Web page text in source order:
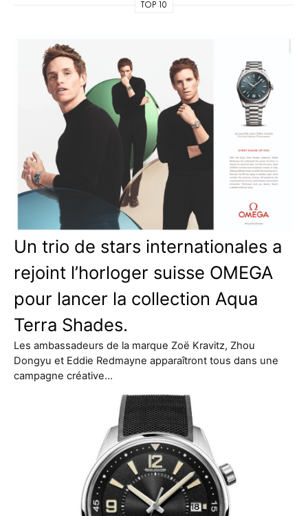
TOP 10
Un trio de stars internationales a
rejoint l’horloger suisse OMEGA
pour lancer la collection Aqua
Terra Shades.
Les ambassadeurs de la marque Zoë Kravitz, Zhou
Dongyu et Eddie Redmayne apparaîtront tous dans une
campagne créative…